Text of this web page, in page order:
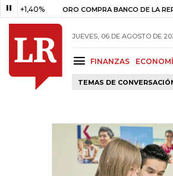
ORO COMPRA BANCO DE LA
JUEVES, 06 DE AGOSTO DE
FINANZAS
TEMAS DE